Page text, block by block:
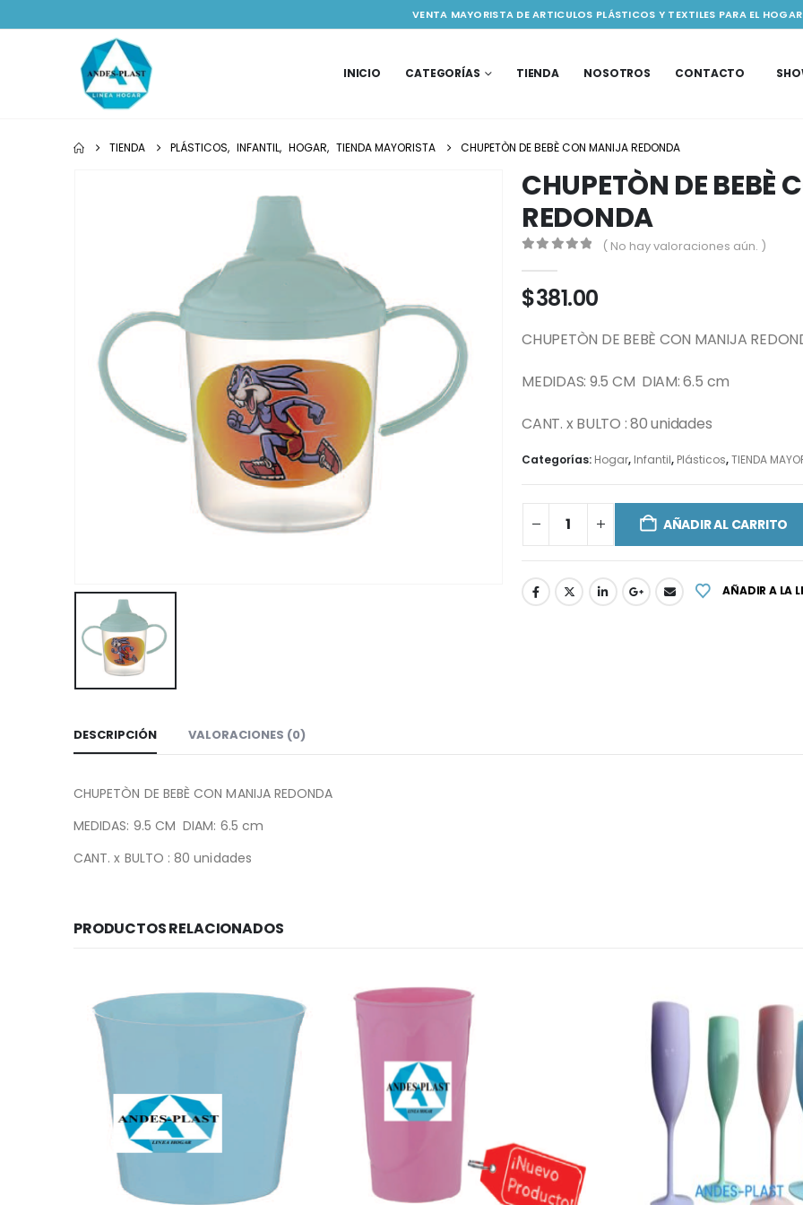
VENTA MAYORISTA DE ARTICULOS PLÁSTICOS Y TEXTILES PARA EL HOGAR
INICIO CATEGORÍAS TIENDA NOSOTROS CONTACTO
TIENDA PLÁSTICOS, INFANTIL, HOGAR, TIENDA MAYORISTA CHUPETÒN DE BEBÈ CON MANIJA REDONDA
CHUPETÒN DE BEBÈ
REDONDA
( No hay valoraciones aún. )
$381.00
CHUPETÒN DE BEBÈ CON MANIJA
MEDIDAS: 9.5 CM DIAM: 6.5 cm
CANT. x BULTO : 80 unidades
Categorías: Hogar, Infantil, Plásticos,TIENDA
AÑADIR AL CARRITO
AÑADIR A LA
DESCRIPCIÓN VALORACIONES (0)
CHUPETÒN DE BEBÈ CON MANIJA REDONDA
MEDIDAS: 9.5 CM DIAM: 6.5 cm
CANT. x BULTO : 80 unidades
PRODUCTOS RELACIONADOS